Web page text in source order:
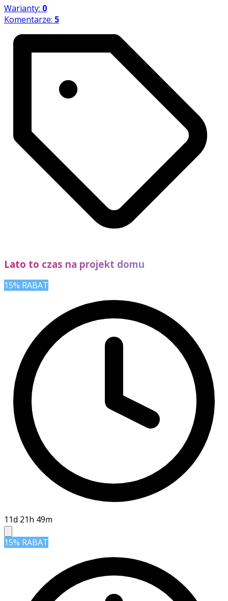
Warianty: 0
Komentarze: 5
Lato to czas na projekt domu
15% RABAT
11d 21h 49m
15% RABAT